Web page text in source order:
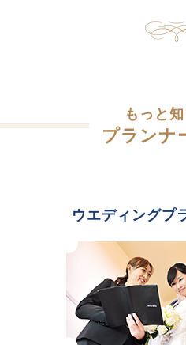
もっと
プランナ
ウエディングプ